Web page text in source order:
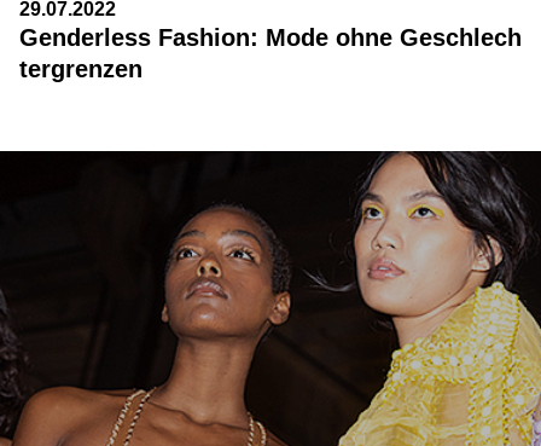
29.07.2022
Genderless Fashion: Mode ohne Geschlech
tergrenzen